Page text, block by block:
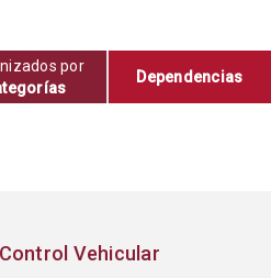
por
Dependencias
Vehicular